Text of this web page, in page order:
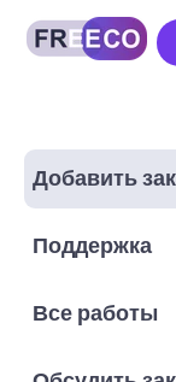
Добавить
Поддержка
Все работы